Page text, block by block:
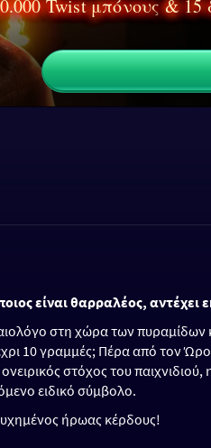
Twist μπόνους &
είναι θαρραλέος, αντέχει
στη χώρα των πυραμίδων
10 γραμμές; Πέρα από τον
στόχος του παιχνιδιού,
ειδικό σύμβολο.
ήρωας κέρδους!